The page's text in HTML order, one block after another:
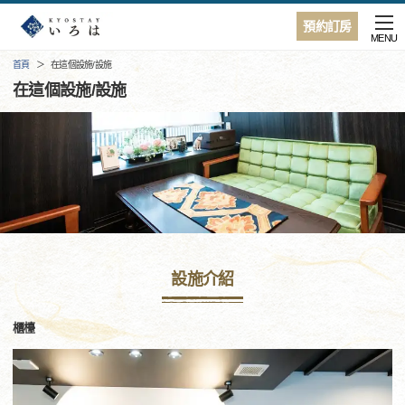
預約訂房
MENU
首頁 在這個設施/設施
在這個設施/設施
設施介紹
櫃檯